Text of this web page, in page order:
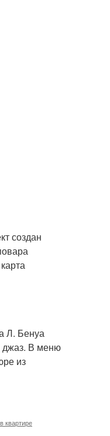
создан
Л. Бенуа
джаз. В меню
из
квартире